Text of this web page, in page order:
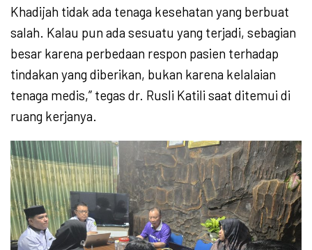
Khadijah tidak ada tenaga kesehatan yang berbuat
salah. Kalau pun ada sesuatu yang terjadi, sebagian
besar karena perbedaan respon pasien terhadap
tindakan yang diberikan, bukan karena kelalaian
tenaga medis,” tegas dr. Rusli Katili saat ditemui di
ruang kerjanya.